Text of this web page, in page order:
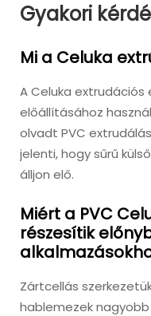
Gyakori
Mi a Celuka
A Celuka extrudációs
előállításához
olvadt PVC
jelenti, hogy sűrű
álljon elő.
Miért a PVC
részesítik
Zártcellás
hablemezek